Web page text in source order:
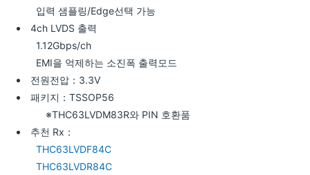
입력 샘플링/Edge선택 가능
4ch LVDS 출력
1.12Gbps/ch
EMI을 억제하는 소진폭 출력모드
전원전압：3.3V
패키지：TSSOP56
※THC63LVDM83R와 PIN 호환품
추천 Rx：
THC63LVDF84C
THC63LVDR84C